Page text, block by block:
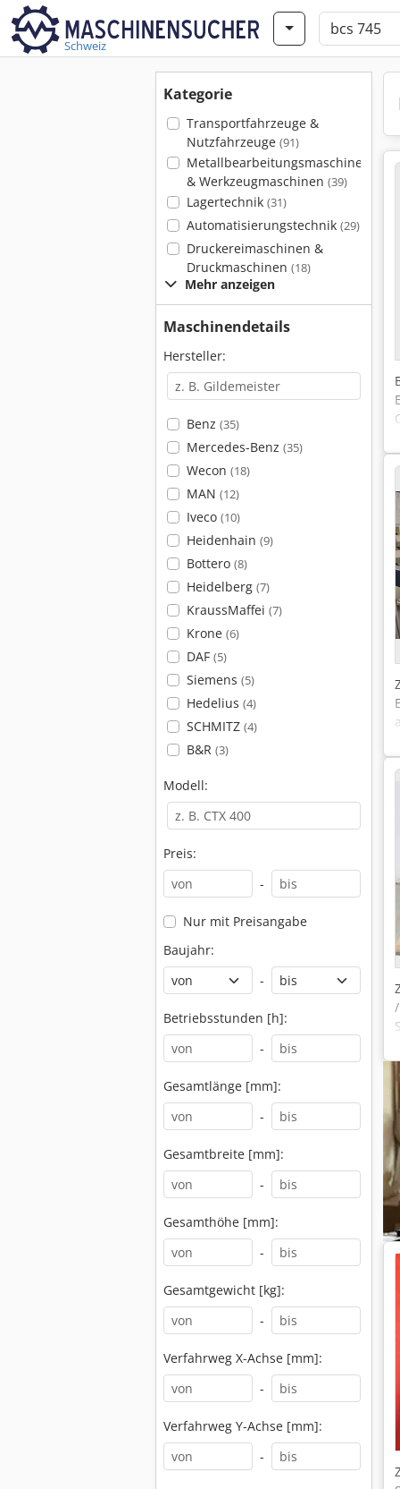
Schweiz
Kategorie
Transportfahrzeuge &
Nutzfahrzeuge (91)
Metallbearbeitungsmaschinen
& Werkzeugmaschinen (39)
Lagertechnik (31)
Automatisierungstechnik (29)
Druckereimaschinen &
Druckmaschinen (18)
Mehr anzeigen
Maschinendetails
Hersteller:
Benz (35)
Mercedes-Benz (35)
Wecon (18)
MAN (12)
Iveco (10)
Heidenhain (9)
Bottero (8)
Heidelberg (7)
KraussMaffei (7)
Krone (6)
DAF (5)
Siemens (5)
Hedelius (4)
SCHMITZ (4)
B&R (3)
Modell:
Preis:
-
Nur mit Preisangabe
Baujahr:
-
Betriebsstunden [h]:
-
Gesamtlänge [mm]:
-
Gesamtbreite [mm]:
-
Gesamthöhe [mm]:
-
Gesamtgewicht [kg]:
-
Verfahrweg X-Achse [mm]:
-
Verfahrweg Y-Achse [mm]:
-